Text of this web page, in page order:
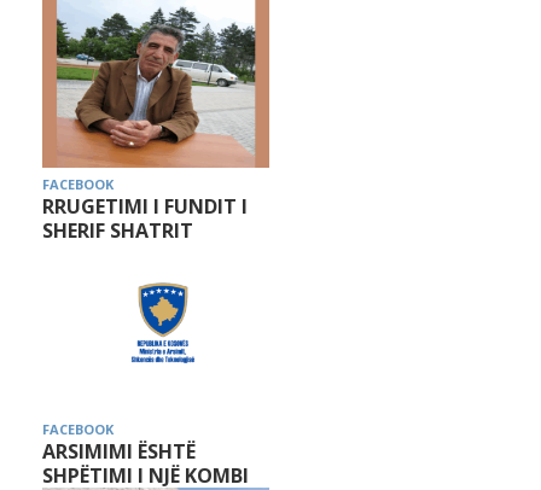
FACEBOOK
RRUGETIMI I FUNDIT I
SHERIF SHATRIT
FACEBOOK
ARSIMIMI ËSHTË
SHPËTIMI I NJË KOMBI